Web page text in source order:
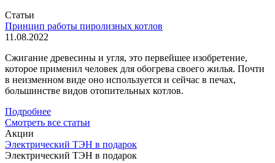
Статьи
Принцип работы пиролизных котлов
11.08.2022
Сжигание древесины и угля, это первейшее изобретение,
которое применил человек для обогрева своего жилья. Почти
в неизменном виде оно используется и сейчас в печах,
большинстве видов отопительных котлов.
Подробнее
Смотреть все статьи
Акции
Электрический ТЭН в подарок
Электрический ТЭН в подарок